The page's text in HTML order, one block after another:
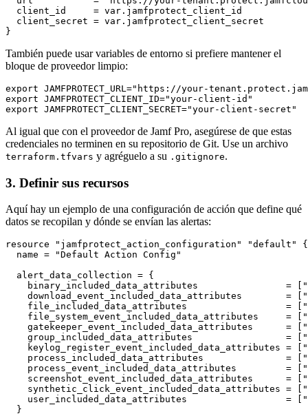
  client_id     = var.jamfprotect_client_id
  client_secret = var.jamfprotect_client_secret
También puede usar variables de entorno si prefiere mantener el
bloque de proveedor limpio:
export JAMFPROTECT_URL="https://your-
export JAMFPROTECT_CLIENT_ID="your-client-id"
Al igual que con el proveedor de Jamf Pro, asegúrese de que estas
credenciales no terminen en su repositorio de Git. Use un archivo
terraform.tfvars y agréguelo a su .gitignore.
3. Definir sus recursos
Aquí hay un ejemplo de una configuración de acción que define qué
datos se recopilan y dónde se envían las alertas:
resource "jamfprotect_action_configuration" "default" {
  name = "Default Action Config"
  alert_data_collection = {
binary_included_data_attributes                =
download_event_included_data_attributes        =
file_included_data_attributes                  =
file_system_event_included_data_attributes     =
gatekeeper_event_included_data_attributes      =
group_included_data_attributes                 =
keylog_register_event_included_data_attributes =
process_included_data_attributes               =
process_event_included_data_attributes         =
screenshot_event_included_data_attributes      =
synthetic_click_event_included_data_attributes =
user_included_data_attributes                  =
  }